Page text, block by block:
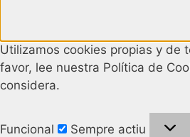
Utilizamos cookies propias y de
favor, lee nuestra Política de
considera.
Funcional Sempre actiu